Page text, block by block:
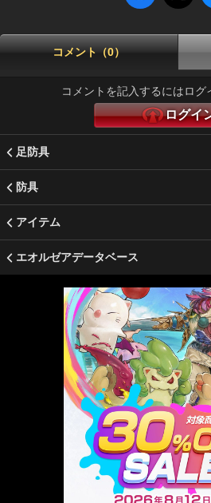
コメント（0）
コメントを記入するにはログ
ログイ
足防具
防具
アイテム
エオルゼアデータベース